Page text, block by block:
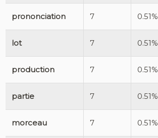
prononciation 7 0.51%
lot 7 0.51%
production 7 0.51%
partie 7 0.51%
morceau 7 0.51%